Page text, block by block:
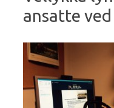
ansatte ved